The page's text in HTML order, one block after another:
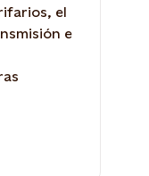
el
e